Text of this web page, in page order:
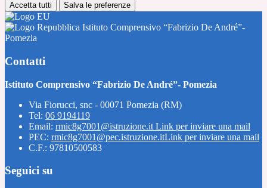
Accetta tutti Salva le preferenze
Istituto Comprensivo “Fabrizio De André”-
Pomezia
Contatti
Istituto Comprensivo “Fabrizio De André”- Pomezia
Via Fiorucci, snc - 00071 Pomezia (RM)
Tel: 06 9194119
Email: rmic8g7001@istruzione.it Link per inviare una mail
PEC: rmic8g7001@pec.istruzione.itLink per inviare una mail
C.F.: 97810500583
Seguici su